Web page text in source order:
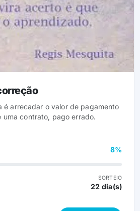
é arrecadar o valor de pagamento
uma contrato, pago errado.
8%
SORTEIO
22 dia(s)